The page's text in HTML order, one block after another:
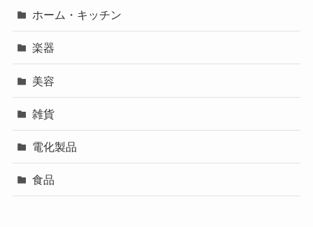
ホーム・キッチン
楽器
美容
雑貨
電化製品
食品